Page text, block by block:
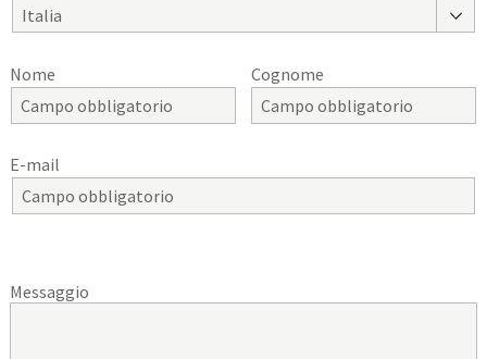
Italia
Nome Cognome
E-mail
Messaggio